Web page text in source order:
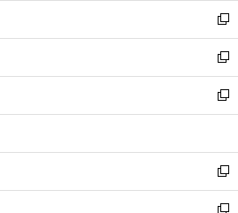
く
で
開
く
ド
ウ
で
開
く
ィ
ン
ド
ウ
で
開
し
い
ウ
ィ
ン
ド
ウ
開
く
新
し
い
ウ
ィ
ン
ウ
で
開
く
新
し
い
ウ
ン
ド
ウ
で
新
し
ウ
ィ
ン
新
し